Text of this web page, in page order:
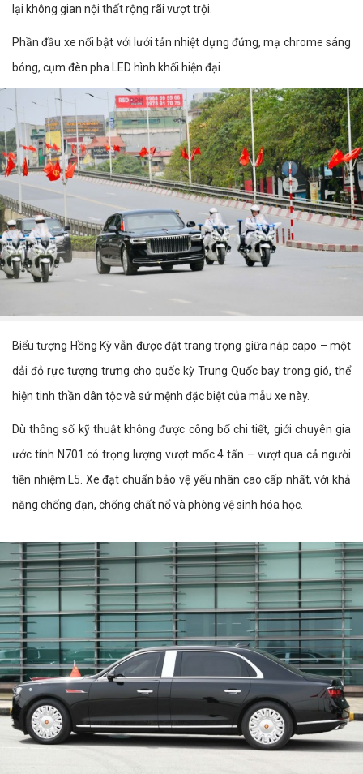
lại không gian nội thất rộng rãi vượt trội.
Phần đầu xe nổi bật với lưới tản nhiệt dựng đứng, mạ chrome sáng
bóng, cụm đèn pha LED hình khối hiện đại.
Biểu tượng Hồng Kỳ vẫn được đặt trang trọng giữa nắp capo – một
dải đỏ rực tượng trưng cho quốc kỳ Trung Quốc bay trong gió, thể
hiện tinh thần dân tộc và sứ mệnh đặc biệt của mẫu xe này.
Dù thông số kỹ thuật không được công bố chi tiết, giới chuyên gia
ước tính N701 có trọng lượng vượt mốc 4 tấn – vượt qua cả người
tiền nhiệm L5. Xe đạt chuẩn bảo vệ yếu nhân cao cấp nhất, với khả
năng chống đạn, chống chất nổ và phòng vệ sinh hóa học.